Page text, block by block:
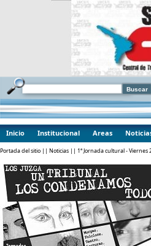
Inicio Institucional Areas
Portada del sitio || Noticias || 1ª Jornada cultural -